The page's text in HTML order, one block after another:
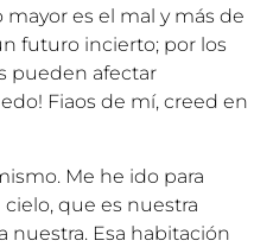
es el mal y más de
futuro incierto; por los
pueden afectar
Fiaos de mí, creed en
Me he ido para
que es nuestra
nuestra. Esa habitación